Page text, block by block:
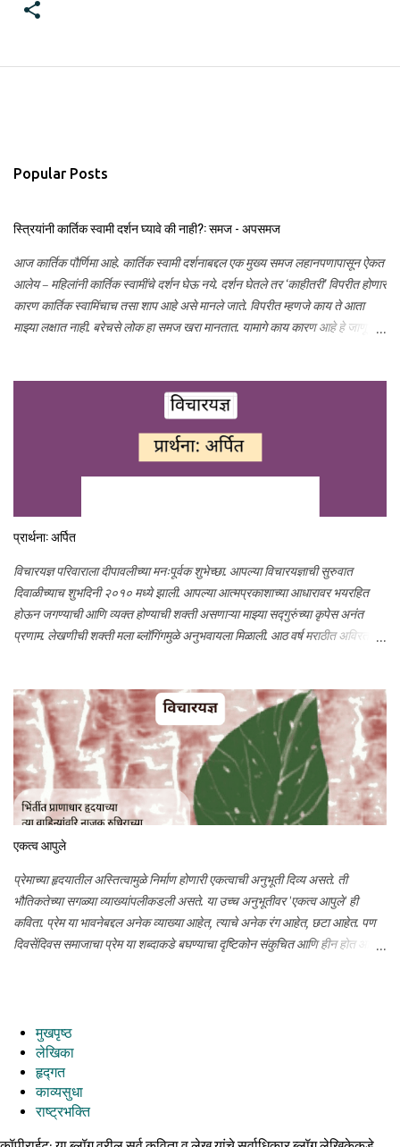
Popular Posts
स्त्रियांनी कार्तिक स्वामी दर्शन घ्यावे की नाही?: समज - अपसमज
आज कार्तिक पौर्णिमा आहे. कार्तिक स्वामी दर्शनाबद्दल एक मुख्य समज लहानपणापासून ऐकत
आलेय – महिलांनी कार्तिक स्वामींचे दर्शन घेऊ नये. दर्शन घेतले तर ‘काहीतरी’ विपरीत होणार
कारण कार्तिक स्वामिंचाच तसा शाप आहे असे मानले जाते. विपरीत म्हणजे काय ते आता
माझ्या लक्षात नाही. बरेचसे लोक हा समज खरा मानतात. यामागे काय कारण आहे हे जाणून
प्रार्थना: अर्पित
विचारयज्ञ परिवाराला दीपावलीच्या मनःपूर्वक शुभेच्छा. आपल्या विचारयज्ञाची सुरुवात
दिवाळीच्याच शुभदिनी २०१० मध्ये झाली. आपल्या आत्मप्रकाशाच्या आधारावर भयरहित
होऊन जगण्याची आणि व्यक्त होण्याची शक्ती असणाऱ्या माझ्या सद्गुरुंच्या कृपेस अनंत
प्रणाम. लेखणीची शक्ती मला ब्लॉगिंगमुळे अनुभवायला मिळाली. आठ वर्ष मराठीत अविरत
मला आपलेपणाने मार्गदर्शन केले, प्रोत्साहन दिले त्याबद्दल मनापासून आभार. विचारयज्ञावर
आपले प्रेम सतत वाढत राहो हीच प्रार्थना. आज दिवाळी आणि विचारयज्ञाचा जन्मदिन
असा दुहेरी आनंद साजरा करण्यासाठी, जी व्यक्ती माझी प्रेरणा आहे, ज्या व्यक्तिला समर्पित
स्तोत्राने माझ्या आयुष्यात लेखनाची अनमोल भेट आली त्या प्रभू रामचंद्रांस आज प्रार्थना
करीत आहे.
एकत्व आपुले
प्रेमाच्या हृदयातील अस्तित्वामुळे निर्माण होणारी एकत्वाची अनुभूती दिव्य असते. ती
भौतिकतेच्या सगळ्या व्याख्यांपलीकडली असते. या उच्च अनुभूतीवर 'एकत्व आपुले' ही
कविता. प्रेम या भावनेबद्दल अनेक व्याख्या आहेत, त्याचे अनेक रंग आहेत, छटा आहेत. पण
दिवसेंदिवस समाजाचा प्रेम या शब्दाकडे बघण्याचा दृष्टिकोन संकुचित आणि हीन होत आहे.
मुखपृष्ठ
लेखिका
हृद्गत
काव्यसुधा
राष्ट्रभक्ति